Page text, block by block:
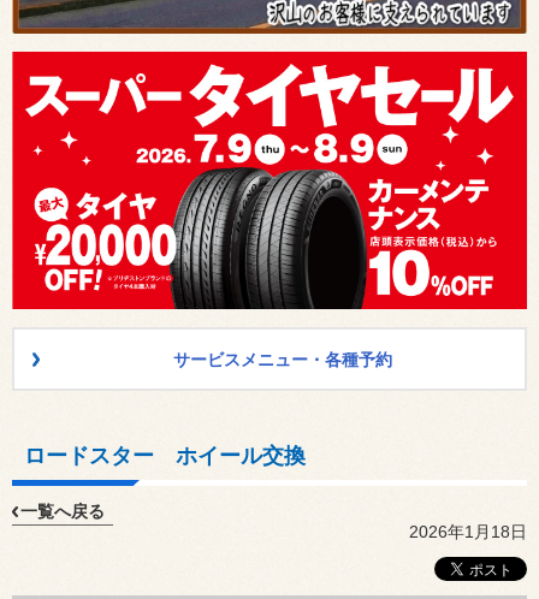
サービスメニュー・各種予約
ロードスター ホイール交換
一覧へ戻る
2026年1月18日